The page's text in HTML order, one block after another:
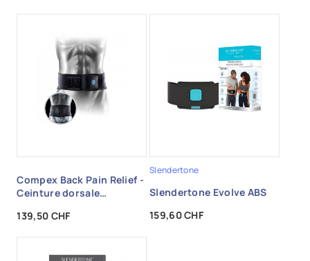
Compex Back Pain Relief -
Ceinture dorsale
douleurs
Prix
139,50 CHF
Slendertone
Slendertone Evolve ABS
Prix
159,60 CHF